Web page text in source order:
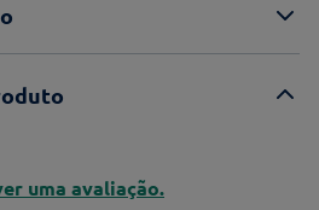
uma avaliação.